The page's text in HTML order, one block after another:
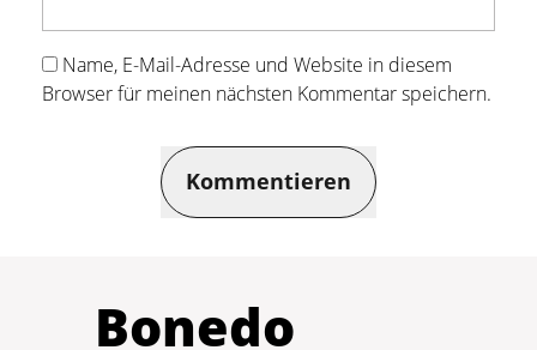
Name, E-Mail-Adresse und Website in diesem
Browser für meinen nächsten Kommentar speichern.
Kommentieren
Bonedo